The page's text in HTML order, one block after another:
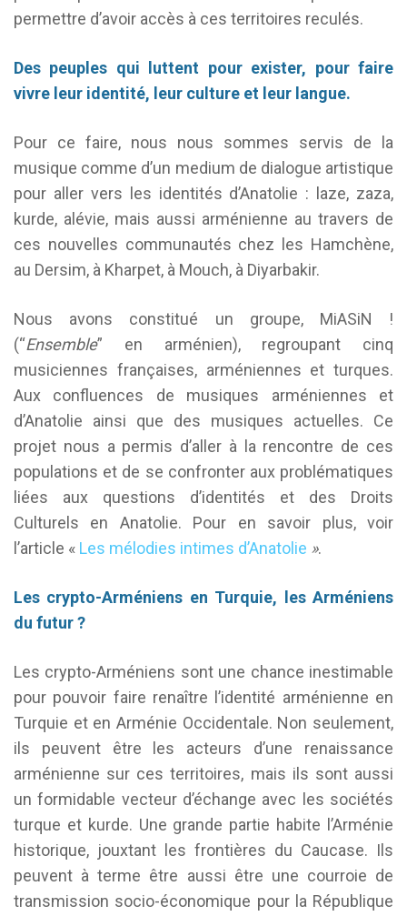
permettre d’avoir accès à ces territoires reculés.
Des peuples qui luttent pour exister, pour faire
vivre leur identité, leur culture et leur langue.
Pour ce faire, nous nous sommes servis de la
musique comme d’un medium de dialogue artistique
pour aller vers les identités d’Anatolie : laze, zaza,
kurde, alévie, mais aussi arménienne au travers de
ces nouvelles communautés chez les Hamchène,
au Dersim, à Kharpet, à Mouch, à Diyarbakir.
Nous avons constitué un groupe, MiASiN !
(“Ensemble” en arménien), regroupant cinq
musiciennes françaises, arméniennes et turques.
Aux confluences de musiques arméniennes et
d’Anatolie ainsi que des musiques actuelles. Ce
projet nous a permis d’aller à la rencontre de ces
populations et de se confronter aux problématiques
liées aux questions d’identités et des Droits
Culturels en Anatolie. Pour en savoir plus, voir
l’article « Les mélodies intimes d’Anatolie ».
Les crypto-Arméniens en Turquie, les Arméniens
du futur ?
Les crypto-Arméniens sont une chance inestimable
pour pouvoir faire renaître l’identité arménienne en
Turquie et en Arménie Occidentale. Non seulement,
ils peuvent être les acteurs d’une renaissance
arménienne sur ces territoires, mais ils sont aussi
un formidable vecteur d’échange avec les sociétés
turque et kurde. Une grande partie habite l’Arménie
historique, jouxtant les frontières du Caucase. Ils
peuvent à terme être aussi être une courroie de
transmission socio-économique pour la République